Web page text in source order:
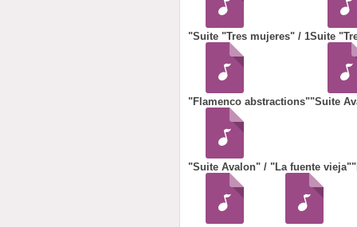
"Suite "Tres mujeres" / 1Suite
"Flamenco abstractions""Suite
"Suite Avalon" / "La fuente vieja"